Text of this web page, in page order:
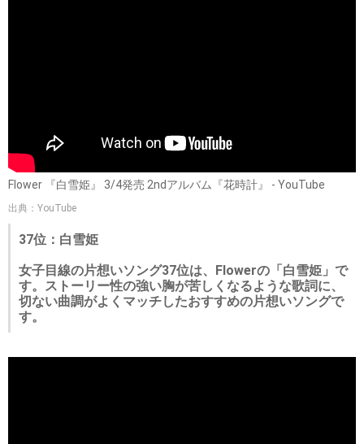
Flower 『白雪姫』 3/4発売 2ndアルバム『花時計』 - YouTube
出典：YouTube
37位：白雪姫
女子目線の片想いソング37位は、Flowerの「白雪姫」で
す。ストーリー性の強い胸が苦しくなるような歌詞に、
切ない曲調がよくマッチしたおすすめの片想いソングで
す。